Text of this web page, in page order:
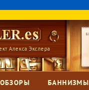
Алекса Экслера
ОБЗОРЫ БАННИЗМЫ